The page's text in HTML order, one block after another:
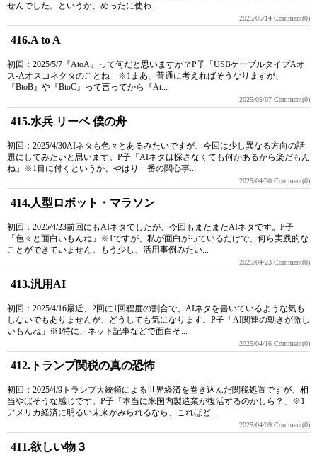
せんでした。というか、めったに使わ...
2025/05/14 Comment(0)
416.A to A
初回：2025/5/7『AtoA』って何だと思いますか？P子「USBケーブルタイプAオ
ス-Aオスコネクタのことね」※1まあ、普通に考えればそうなりますが、
『BtoB』や『BtoC』って言ってから『At...
2025/05/07 Comment(0)
415.水兵 リーベ 僕の舟
初回：2025/4/30AIネタも色々とあるみたいですが、今回は少し異なる方向の話
題にしてみたいと思います。P子「AIネタは探さなくても何かあるから楽だもん
ね」※1目に付くというか、やはり一番の関心事...
2025/04/30 Comment(0)
414.人型ロボット・マラソン
初回：2025/4/23前回にもAIネタでしたが、今回もまたまたAIネタです。P子
「色々と面白いもんね」※1ですが、私が面白がっているだけで、何ら実践的な
ことができていません。もう少し、活用事例みたい...
2025/04/23 Comment(0)
413.汎用AI
初回：2025/4/16最近、2回に1回程度の割合で、AIネタを書いているような気も
しないでもありませんが、どうしても気になります。P子「AI関連の動きが激し
いもんね」※1特に、ネット記事などで面白そ...
2025/04/16 Comment(0)
412.トランプ関税の真の恐怖
初回：2025/4/9トランプ大統領による世界経済を巻き込んだ関税処置ですが、相
当やばそうな感じです。P子「本当に米国内製造業が復活するのかしら？」※1
アメリカ経済に明るい未来がみられるなら、これほど...
2025/04/09 Comment(0)
411.欲しい物３